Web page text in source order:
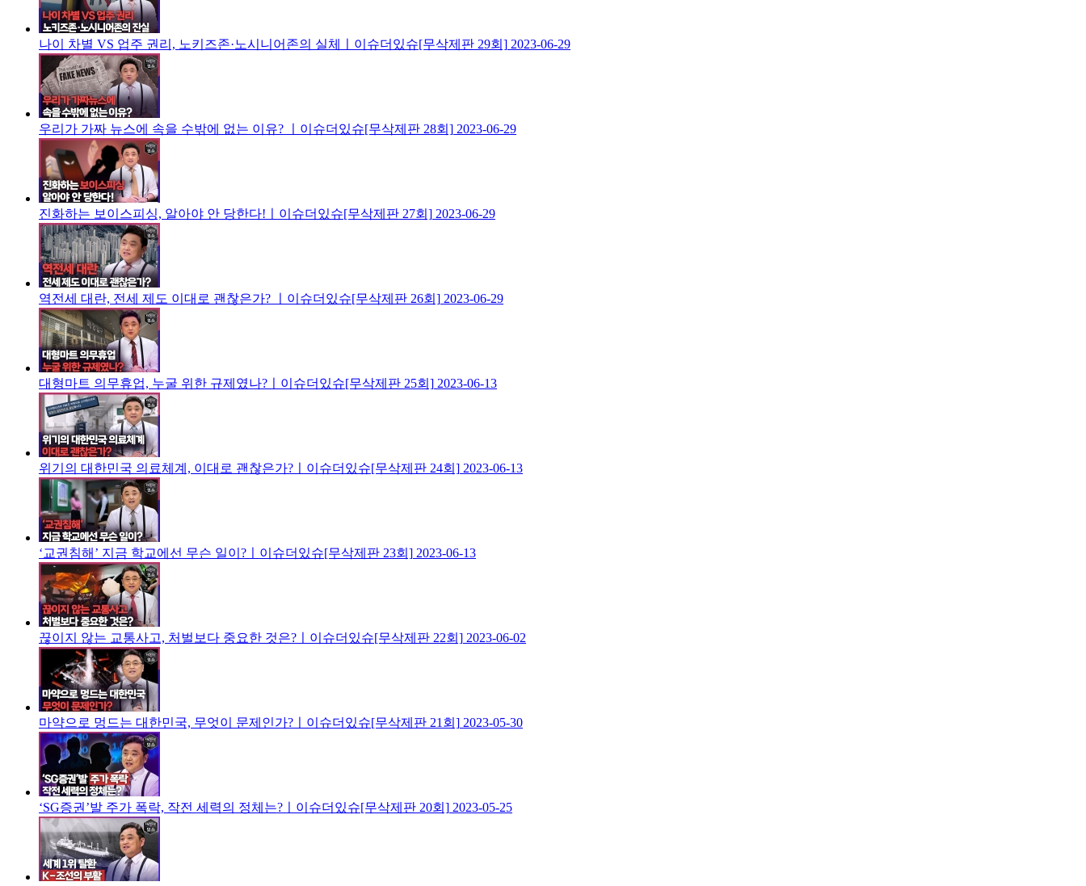
나이 차별 VS 업주 권리, 노키즈존·노시니어존의 실체ㅣ이슈더있슈[무삭제판 29회] 2023-06-29
우리가 가짜 뉴스에 속을 수밖에 없는 이유? ㅣ이슈더있슈[무삭제판 28회] 2023-06-29
진화하는 보이스피싱, 알아야 안 당한다!ㅣ이슈더있슈[무삭제판 27회] 2023-06-29
역전세 대란, 전세 제도 이대로 괜찮은가? ㅣ이슈더있슈[무삭제판 26회] 2023-06-29
대형마트 의무휴업, 누굴 위한 규제였나?ㅣ이슈더있슈[무삭제판 25회] 2023-06-13
위기의 대한민국 의료체계, 이대로 괜찮은가?ㅣ이슈더있슈[무삭제판 24회] 2023-06-13
‘교권침해’ 지금 학교에선 무슨 일이?ㅣ이슈더있슈[무삭제판 23회] 2023-06-13
끊이지 않는 교통사고, 처벌보다 중요한 것은?ㅣ이슈더있슈[무삭제판 22회] 2023-06-02
마약으로 멍드는 대한민국, 무엇이 문제인가?ㅣ이슈더있슈[무삭제판 21회] 2023-05-30
‘SG증권’발 주가 폭락, 작전 세력의 정체는?ㅣ이슈더있슈[무삭제판 20회] 2023-05-25